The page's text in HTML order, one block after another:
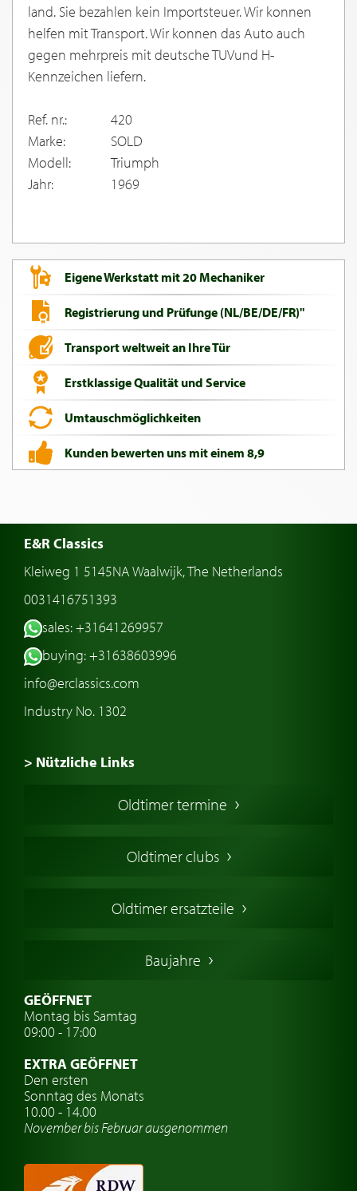
land. Sie bezahlen kein Importsteuer. Wir konnen
helfen mit Transport. Wir konnen das Auto auch
gegen mehrpreis mit deutsche TUVund H-
Kennzeichen liefern.
Ref. nr.:
420
Marke:
SOLD
Modell:
Triumph
Jahr:
1969
Eigene Werkstatt mit 20 Mechaniker
Registrierung und Prüfunge (NL/BE/DE/FR)"
Transport weltweit an Ihre Tür
Erstklassige Qualität und Service
Umtauschmöglichkeiten
Kunden bewerten uns mit einem 8,9
E&R Classics
Kleiweg 1 5145NA Waalwijk, The Netherlands
0031416751393
sales: +31641269957
buying: +31638603996
info@erclassics.com
Industry No. 1302
> Nützliche Links
Oldtimers in Europa
Englische Oldtimer
Deutsche Oldtimer
Schwedische Oldtimer
Oldtimer mit h-kennzeichen
Auto Oldtimer Markt
Oldtimer-Versicherung
Oldtimer-Clubs
Oldtimer-Reisen
Automarken uhren
Oldtimer termine
Oldtimer clubs
Oldtimer ersatzteile
Baujahre
GEÖFFNET
Montag bis Samtag
09:00 - 17:00
EXTRA GEÖFFNET
Den ersten
Sonntag des Monats
10.00 - 14.00
November bis Februar ausgenommen